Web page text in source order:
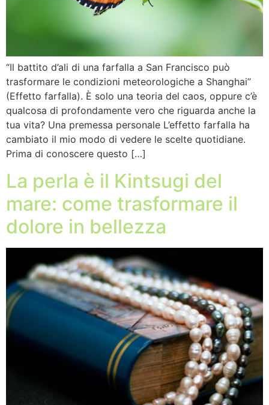
“Il battito d’ali di una farfalla a San Francisco può
trasformare le condizioni meteorologiche a Shanghai”
(Effetto farfalla). È solo una teoria del caos, oppure c’è
qualcosa di profondamente vero che riguarda anche la
tua vita? Una premessa personale L’effetto farfalla ha
cambiato il mio modo di vedere le scelte quotidiane.
Prima di conoscere questo […]
La perla è il Kintsugi del
mare: come trasformare il
dolore in bellezza